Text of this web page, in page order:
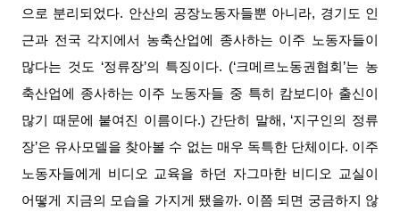
으로 분리되었다. 안산의 공장노동자들뿐 아니라, 경기도 인
근과 전국 각지에서 농축산업에 종사하는 이주 노동자들이
많다는 것도 ‘정류장’의 특징이다. (‘크메르노동권협회’는 농
축산업에 종사하는 이주 노동자들 중 특히 캄보디아 출신이
많기 때문에 붙여진 이름이다.) 간단히 말해, ‘지구인의 정류
장’은 유사모델을 찾아볼 수 없는 매우 독특한 단체이다. 이주
노동자들에게 비디오 교육을 하던 자그마한 비디오 교실이
어떻게 지금의 모습을 가지게 됐을까. 이쯤 되면 궁금하지 않